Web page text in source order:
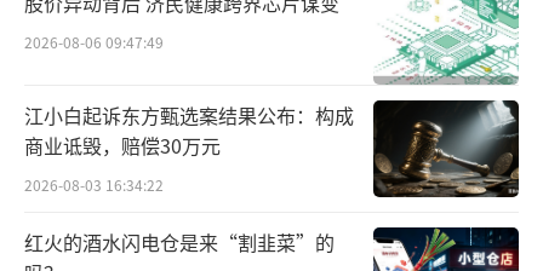
2026-08-06 09:47:49
江小白起诉东方甄选案结果公布：构成
商业诋毁，赔偿30万元
2026-08-03 16:34:22
红火的酒水闪电仓是来“割韭菜”的